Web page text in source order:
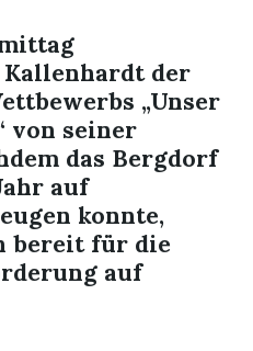
der
„Unser
von seiner
das Bergdorf
auf
konnte,
bereit für die
auf